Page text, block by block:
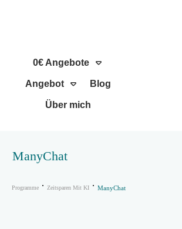
0€ Angebote
Angebot Blog
Über mich
ManyChat
Programme Zeitsparen Mit KI ManyChat